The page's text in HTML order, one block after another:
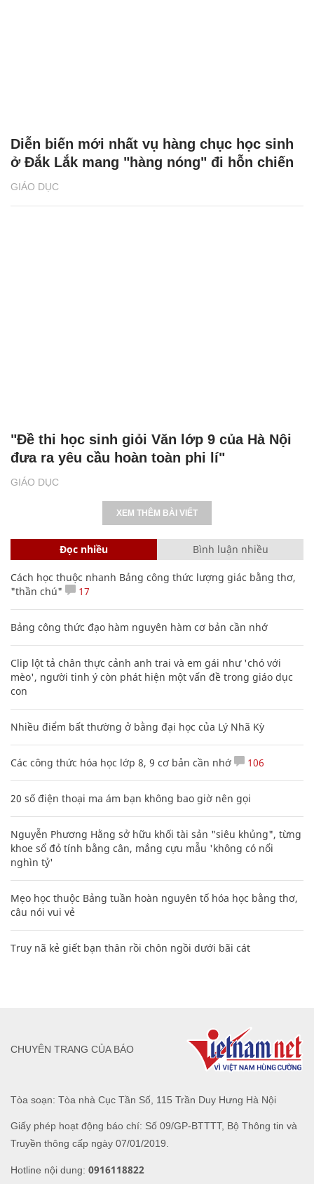
GIÁO DỤC
Diễn biến mới nhất vụ hàng chục học sinh
ở Đắk Lắk mang "hàng nóng" đi hỗn chiến
GIÁO DỤC
"Đề thi học sinh giỏi Văn lớp 9 của Hà Nội
đưa ra yêu cầu hoàn toàn phi lí"
XEM THÊM BÀI VIẾT
Đọc nhiều Bình luận nhiều
Cách học thuộc nhanh Bảng công thức lượng giác bằng thơ,
"thần chú"
17
Bảng công thức đạo hàm nguyên hàm cơ bản cần nhớ
Clip lột tả chân thực cảnh anh trai và em gái như 'chó với
mèo', người tinh ý còn phát hiện một vấn đề trong giáo dục
con
Nhiều điểm bất thường ở bằng đại học của Lý Nhã Kỳ
Các công thức hóa học lớp 8, 9 cơ bản cần nhớ 106
20 số điện thoại ma ám bạn không bao giờ nên gọi
Nguyễn Phương Hằng sở hữu khối tài sản "siêu khủng", từng
khoe sổ đỏ tính bằng cân, mắng cựu mẫu 'không có nổi
nghìn tỷ'
Mẹo học thuộc Bảng tuần hoàn nguyên tố hóa học bằng thơ,
câu nói vui vẻ
Truy nã kẻ giết bạn thân rồi chôn ngồi dưới bãi cát
Tòa soạn: Tòa nhà Cục Tần Số, 115 Trần Duy Hưng Hà Nội
Giấy phép hoạt động báo chí: Số 09/GP-BTTTT, Bộ Thông tin và
Truyền thông cấp ngày 07/01/2019.
Hotline nội dung: 0916118822
CHUYÊN TRANG CỦA BÁO